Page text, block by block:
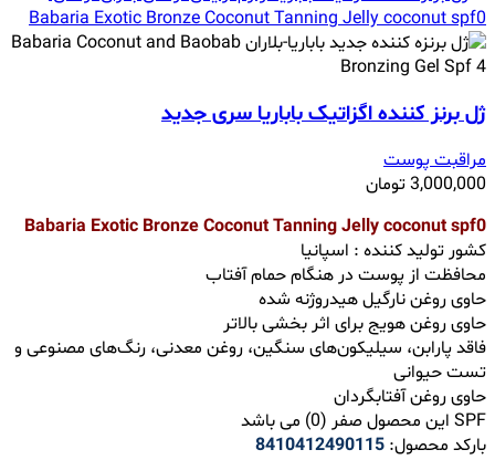
ژل برنز کننده اگزاتیک باباریا سری جدید
مراقبت پوست
3,000,000تومان
Babaria Exotic Bronze Coconut Tanning Jelly coconut spf0
کشور تولید کننده : اسپانیا
محافظت از پوست در هنگام حمام آفتاب
حاوی روغن نارگیل هیدروژنه شده
حاوی روغن هویج برای اثر بخشی بالاتر
فاقد پارابن، سیلیکون‌های سنگین، روغن معدنی، رنگ‌های مصنوعی و
تست حیوانی
حاوی روغن آفتابگردان
SPF این محصول صفر (0) می باشد
بارکد محصول: 8410412490115